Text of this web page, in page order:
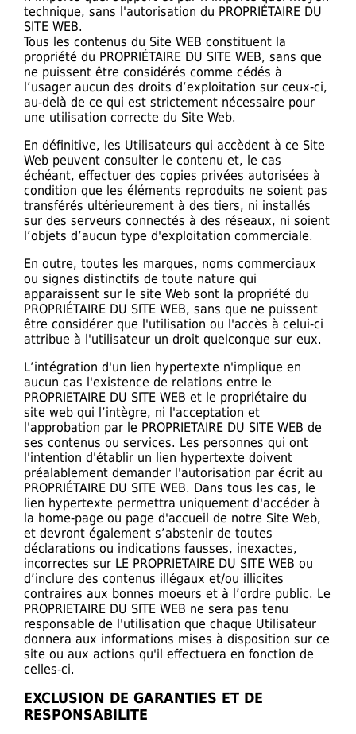
technique, sans l'autorisation du PROPRIÉTAIRE DU
SITE WEB.
Tous les contenus du Site WEB constituent la
propriété du PROPRIÉTAIRE DU SITE WEB, sans que
ne puissent être considérés comme cédés à
l’usager aucun des droits d’exploitation sur ceux-ci,
au-delà de ce qui est strictement nécessaire pour
une utilisation correcte du Site Web.
En définitive, les Utilisateurs qui accèdent à ce Site
Web peuvent consulter le contenu et, le cas
échéant, effectuer des copies privées autorisées à
condition que les éléments reproduits ne soient pas
transférés ultérieurement à des tiers, ni installés
sur des serveurs connectés à des réseaux, ni soient
l’objets d’aucun type d'exploitation commerciale.
En outre, toutes les marques, noms commerciaux
ou signes distinctifs de toute nature qui
apparaissent sur le site Web sont la propriété du
PROPRIÉTAIRE DU SITE WEB, sans que ne puissent
être considérer que l'utilisation ou l'accès à celui-ci
attribue à l'utilisateur un droit quelconque sur eux.
L’intégration d'un lien hypertexte n'implique en
aucun cas l'existence de relations entre le
PROPRIETAIRE DU SITE WEB et le propriétaire du
site web qui l’intègre, ni l'acceptation et
l'approbation par le PROPRIETAIRE DU SITE WEB de
ses contenus ou services. Les personnes qui ont
l'intention d'établir un lien hypertexte doivent
préalablement demander l'autorisation par écrit au
PROPRIÉTAIRE DU SITE WEB. Dans tous les cas, le
lien hypertexte permettra uniquement d'accéder à
la home-page ou page d'accueil de notre Site Web,
et devront également s’abstenir de toutes
déclarations ou indications fausses, inexactes,
incorrectes sur LE PROPRIETAIRE DU SITE WEB ou
d’inclure des contenus illégaux et/ou illicites
contraires aux bonnes moeurs et à l’ordre public. Le
PROPRIETAIRE DU SITE WEB ne sera pas tenu
responsable de l'utilisation que chaque Utilisateur
donnera aux informations mises à disposition sur ce
site ou aux actions qu'il effectuera en fonction de
celles-ci.
EXCLUSION DE GARANTIES ET DE
RESPONSABILITE